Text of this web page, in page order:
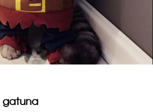
gatuna